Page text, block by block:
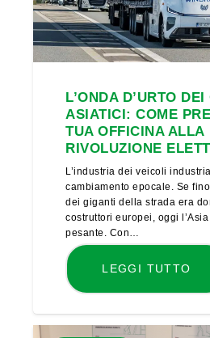
L’ONDA D’URTO
ASIATICI: COME
TUA OFFICINA ALLA
RIVOLUZIONE
L’industria dei veicoli
cambiamento epocale. Se
dei giganti della strada era
costruttori europei, oggi l’Asia
pesante. Con…
LEGGI TUTTO